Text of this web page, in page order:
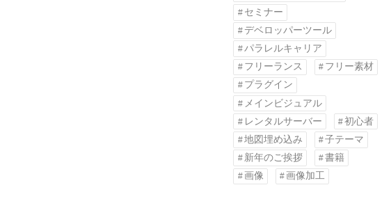
セミナー
デベロッパーツール
パラレルキャリア
フリーランス
フリー素材
プラグイン
メインビジュアル
レンタルサーバー
初心者
地図埋め込み
子テーマ
新年のご挨拶
書籍
画像
画像加工